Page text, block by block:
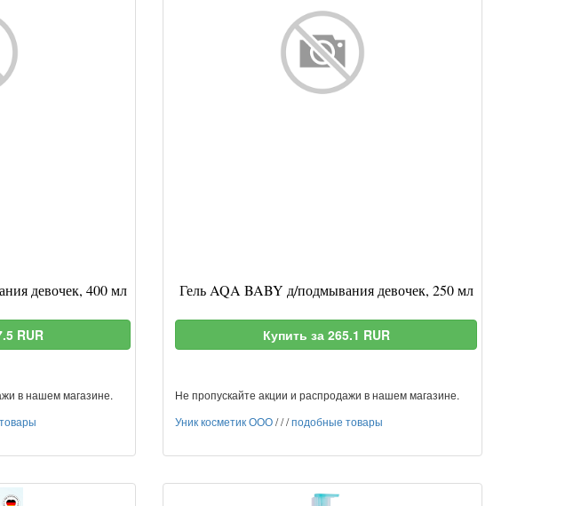
девочек, 400 мл
RUR
в нашем магазине.
Гель AQA BABY д/подмывания девочек, 250 мл
Купить за 265.1 RUR
Не пропускайте акции и распродажи в нашем магазине.
Уник косметик ООО///подобные товары